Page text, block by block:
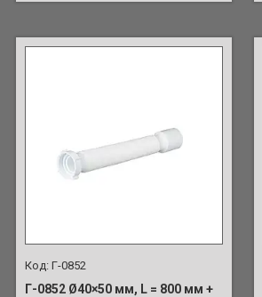
Г-0852
Г-0852 Ø40×50 мм, L = 800 мм +